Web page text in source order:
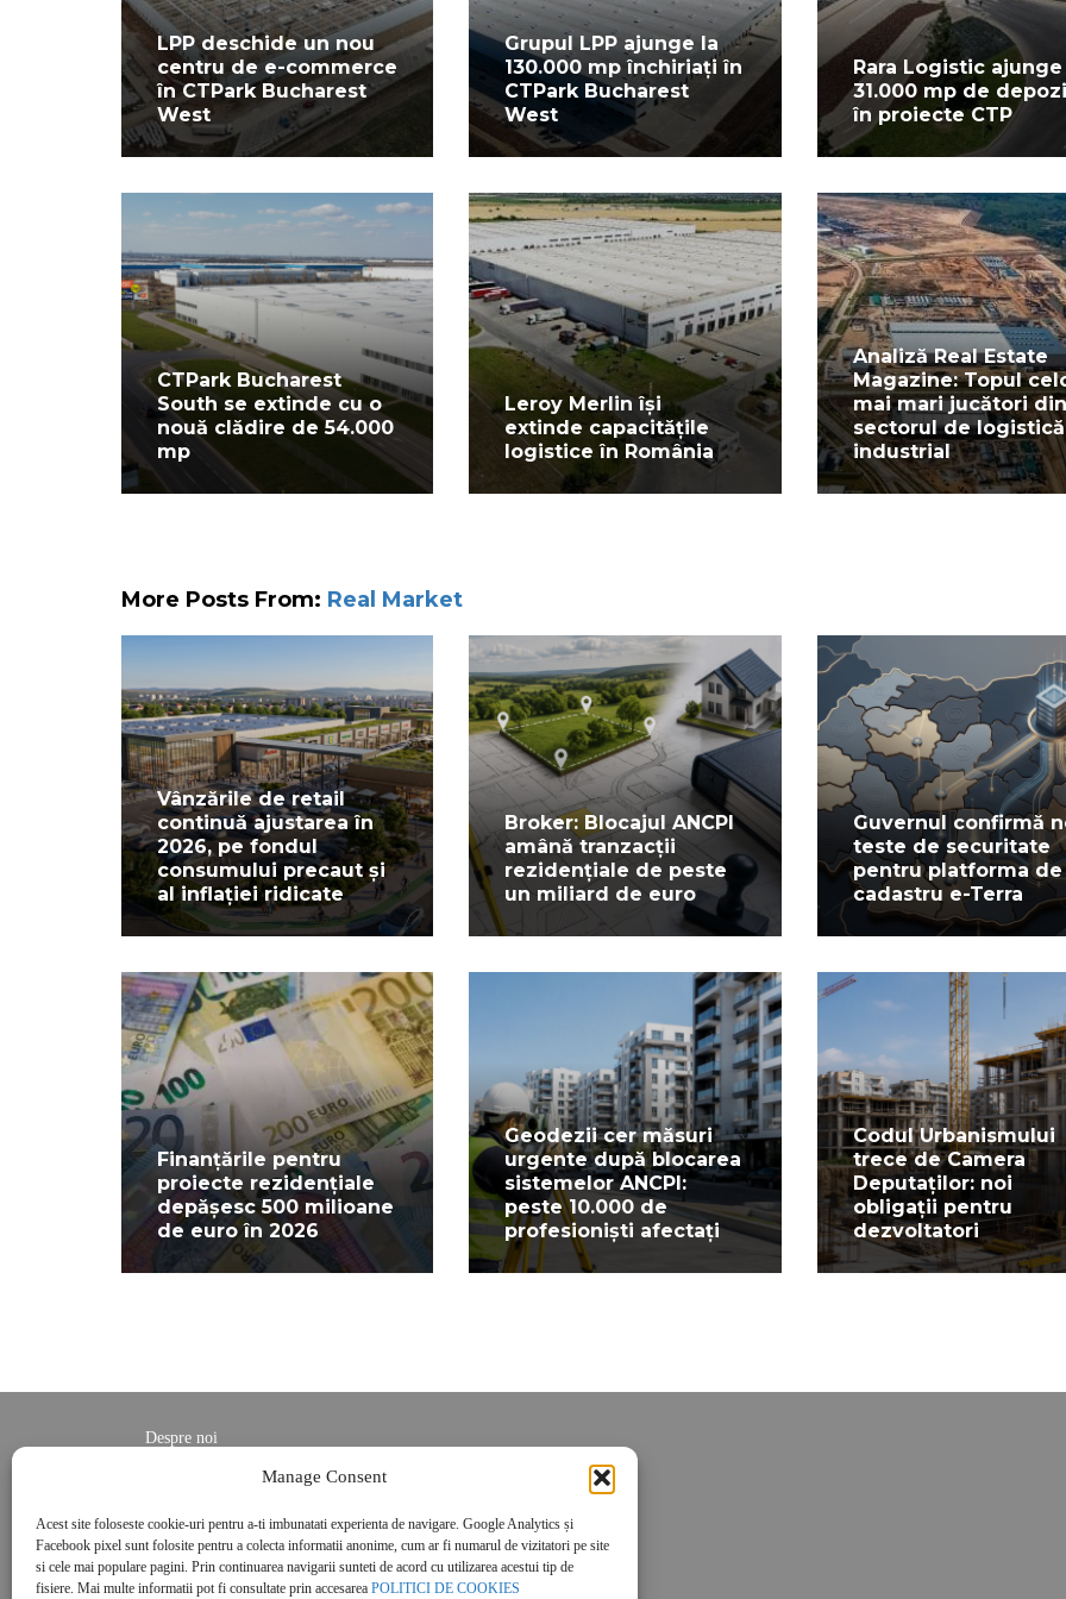
Manage Consent
Acest site foloseste cookie-uri pentru a-ti imbunatati experienta de navigare. Google Analytics și
Facebook pixel sunt folosite pentru a colecta informatii anonime, cum ar fi numarul de vizitatori pe site
si cele mai populare pagini. Prin continuarea navigarii sunteti de acord cu utilizarea acestui tip de
fisiere. Mai multe informatii pot fi consultate prin accesarea POLITICI DE COOKIES
LPP deschide un nou
centru de e-commerce
în CTPark Bucharest
West
Grupul LPP ajunge la
130.000 mp închiriați în
CTPark Bucharest
West
Rara Logistic
31.000 mp de
în proiecte CTP
CTPark Bucharest
South se extinde cu o
nouă clădire de 54.000
mp
Leroy Merlin își
extinde capacitățile
logistice în România
Analiză Real Estate
Magazine: Topul
mai mari jucători din
sectorul de
industrial
More Posts From: Real Market
Vânzările de retail
continuă ajustarea în
2026, pe fondul
consumului precaut și
al inflației ridicate
Broker: Blocajul ANCPI
amână tranzacții
rezidențiale de peste
un miliard de euro
Guvernul confirmă
teste de securitate
pentru platforma de
cadastru e-Terra
Finanțările pentru
proiecte rezidențiale
depășesc 500 milioane
de euro în 2026
Geodezii cer măsuri
urgente după blocarea
sistemelor ANCPI:
peste 10.000 de
profesioniști afectați
Codul Urbanismului
trece de Camera
Deputaților: noi
obligații pentru
dezvoltatori
Despre noi
Politica de cookies